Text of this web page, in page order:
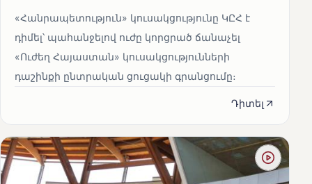
«Հանրապետություն» կուսակցությունը ԿԸՀ է
դիմել՝ պահանջելով ուժը կորցրած ճանաչել
«Ուժեղ Հայաստան» կուսակցությունների
դաշինքի ընտրական ցուցակի գրանցումը։
Դիտել